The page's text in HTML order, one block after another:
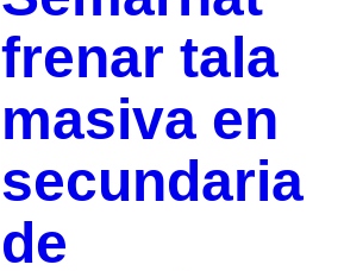
frenar tala
masiva en
secundaria
de